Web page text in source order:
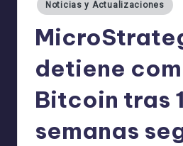
Noticias y Actualizaciones
detiene
Bitcoin tras
semanas